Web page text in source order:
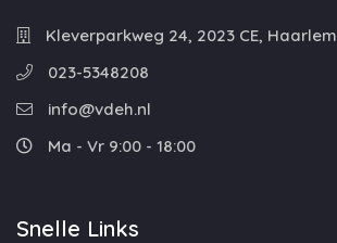
Kleverparkweg 24, 2023 CE, Haarlem
023-5348208
info@vdeh.nl
Ma - Vr 9:00 - 18:00
Snelle Links